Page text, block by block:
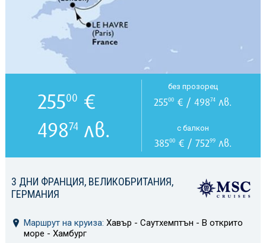
3 ДНИ ФРАНЦИЯ, ВЕЛИКОБРИТАНИЯ,
ГЕРМАНИЯ
Маршрут на круиза: Хавър - Саутхемптън - В открито
море - Хамбург
25500 €
49874 лв.
без прозорец
25500 € / 49874 лв.
с балкон
38500€ / 75299лв.